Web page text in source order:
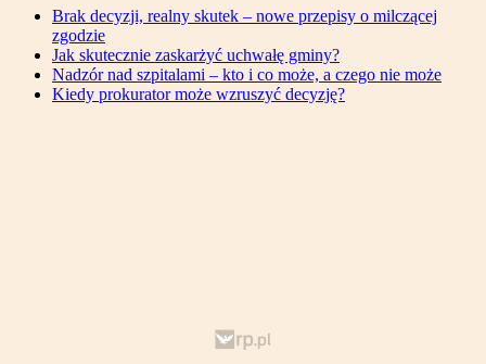
Brak decyzji, realny skutek – nowe przepisy o milczącej
zgodzie
Jak skutecznie zaskarżyć uchwałę gminy?
Nadzór nad szpitalami – kto i co może, a czego nie może
Kiedy prokurator może wzruszyć decyzję?